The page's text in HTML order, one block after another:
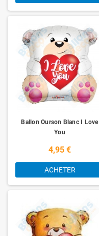
Ballon Ourson Blanc I Love
You
4,95 €
ACHETER